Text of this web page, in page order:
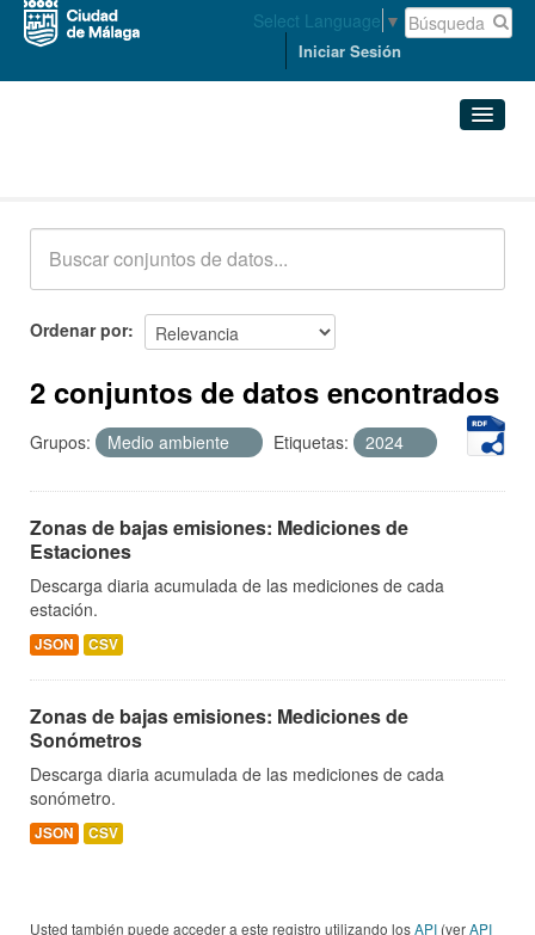
Select Language ▼
Iniciar Sesión
Acerca de
Ordenar por
2 conjuntos de datos encontrados
Grupos: Medio ambiente Etiquetas: 2024
Zonas de bajas emisiones: Mediciones de
Estaciones
Descarga diaria acumulada de las mediciones de cada
estación.
JSON CSV
Zonas de bajas emisiones: Mediciones de
Sonómetros
Descarga diaria acumulada de las mediciones de cada
sonómetro.
JSON CSV
Usted también puede acceder a este registro utilizando losAPI (verAPI